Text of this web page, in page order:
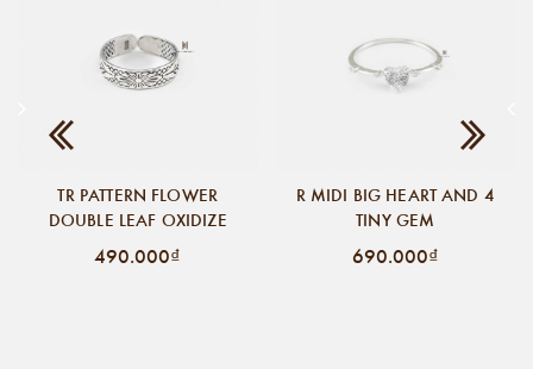
TR PATTERN FLOWER
DOUBLE LEAF OXIDIZE
490.000₫
R MIDI BIG HEART AND 4
TINY GEM
690.000₫